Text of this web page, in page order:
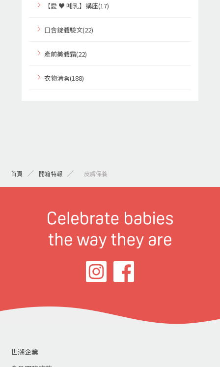
【愛 ♥ 哺乳】講座(17)
口含錠體驗文(22)
產前美體霜(22)
衣物清潔(188)
首頁 開箱特報 > 皮膚保養
世潮企業